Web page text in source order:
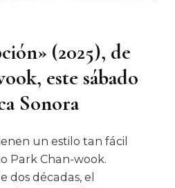
(2025), de
este sábado
Sonora
un estilo tan fácil
Park Chan-wook.
dos décadas, el